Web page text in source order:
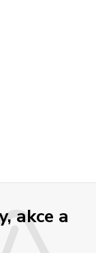
akce a